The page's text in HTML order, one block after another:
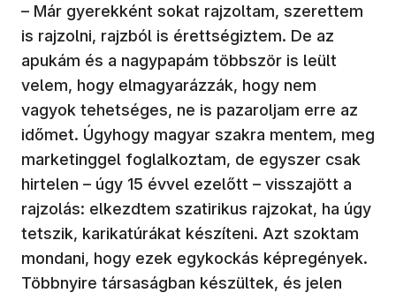
– Már gyerekként sokat rajzoltam, szerettem
is rajzolni, rajzból is érettségiztem. De az
apukám és a nagypapám többször is leült
velem, hogy elmagyarázzák, hogy nem
vagyok tehetséges, ne is pazaroljam erre az
időmet. Úgyhogy magyar szakra mentem, meg
marketinggel foglalkoztam, de egyszer csak
hirtelen – úgy 15 évvel ezelőtt – visszajött a
rajzolás: elkezdtem szatirikus rajzokat, ha úgy
tetszik, karikatúrákat készíteni. Azt szoktam
mondani, hogy ezek egykockás képregények.
Többnyire társaságban készültek, és jelen